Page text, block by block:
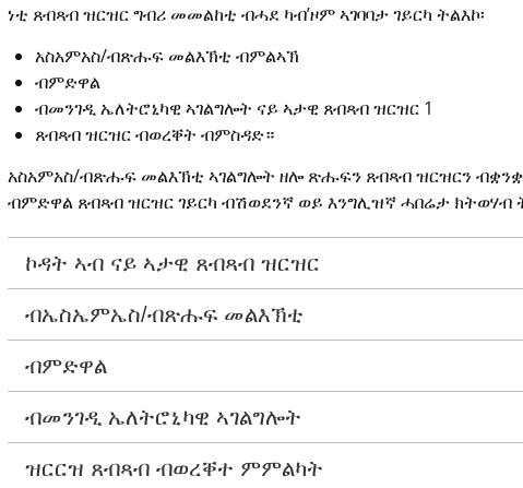
ነቲ ጸብጻብ ዝርዝር ግብሪ መመልከቲ ብሓደ ካብ’ዞም ኣገባባታ ገይርካ ትልእኮ፡
አስአምአስ/ብጽሑፍ መልእኽቲ ብምልኣኽ
ብምድዋል
ብመንገዲ ኤለትሮኒካዊ ኣገልግሎት ናይ ኣታዊ ጸብጻብ ዝርዝር 1
ጸብጻብ ዝርዝር ብወረቐት ብምስዳድ።
አስአምአስ/ብጽሑፍ መልእኽቲ ኣገልግሎት ዘሎ ጽሑፍን ጸብጻብ ዝርዝርን ብቋንቋ
ብምድዋል ጸብጻብ ዝርዝር ገይርካ ብሽወደንኛ ወይ እንግሊዝኛ ሓበሬታ ክትወሃብ
ኮዳት ኣብ ናይ ኣታዊ ጸብጻብ ዝርዝር
ብኤስኤምኤስ/ብጽሑፍ መልእኽቲ
ብምድዋል
ብመንገዲ ኤለትሮኒካዊ ኣገልግሎት
ዝርርዝ ጸብጻብ ብወረቐተ ምምልካት